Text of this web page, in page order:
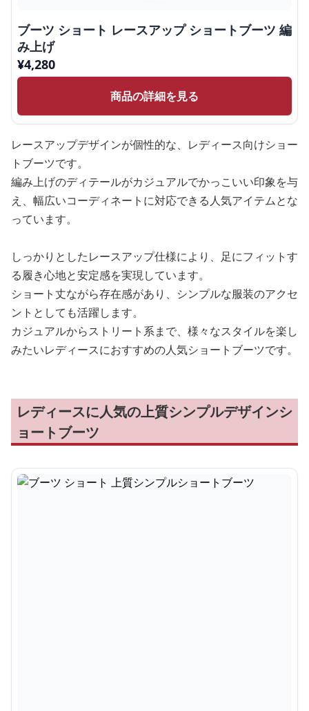
ブーツ ショート レースアップ ショートブーツ 編
み上げ
¥4,280
商品の詳細を見る
レースアップデザインが個性的な、レディース向けショー
トブーツです。
編み上げのディテールがカジュアルでかっこいい印象を与
え、幅広いコーディネートに対応できる人気アイテムとな
っています。
しっかりとしたレースアップ仕様により、足にフィットす
る履き心地と安定感を実現しています。
ショート丈ながら存在感があり、シンプルな服装のアクセ
ントとしても活躍します。
カジュアルからストリート系まで、様々なスタイルを楽し
みたいレディースにおすすめの人気ショートブーツです。
レディースに人気の上質シンプルデザインシ
ョートブーツ